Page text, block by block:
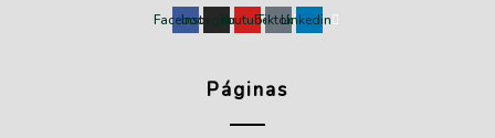
FacebookInstagramYoutubeTiktokLinkedin
Páginas